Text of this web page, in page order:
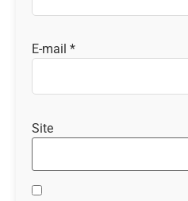
E-mail *
Site